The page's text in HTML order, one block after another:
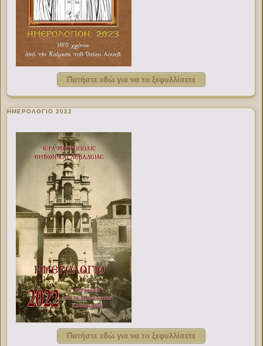
Πατήστε εδώ για να το ξεφυλλίσετε
ΗΜΕΡΟΛΟΓΙΟ 2022
Πατήστε εδώ για να το ξεφυλλίσετε